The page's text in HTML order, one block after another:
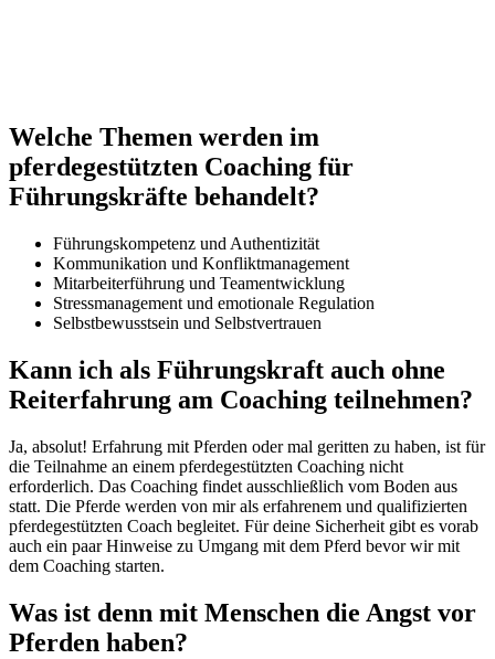
Welche Themen werden im
pferdegestützten Coaching für
Führungskräfte behandelt?
Führungskompetenz und Authentizität
Kommunikation und Konfliktmanagement
Mitarbeiterführung und Teamentwicklung
Stressmanagement und emotionale Regulation
Selbstbewusstsein und Selbstvertrauen
Kann ich als Führungskraft auch ohne
Reiterfahrung am Coaching teilnehmen?
Ja, absolut! Erfahrung mit Pferden oder mal geritten zu haben, ist für
die Teilnahme an einem pferdegestützten Coaching nicht
erforderlich. Das Coaching findet ausschließlich vom Boden aus
statt. Die Pferde werden von mir als erfahrenem und qualifizierten
pferdegestützten Coach begleitet. Für deine Sicherheit gibt es vorab
auch ein paar Hinweise zu Umgang mit dem Pferd bevor wir mit
dem Coaching starten.
Was ist denn mit Menschen die Angst vor
Pferden haben?